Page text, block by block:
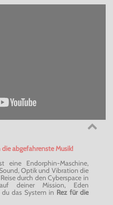
abgefahrenste Musik!
eine Endorphin-Maschine,
Optik und Vibration die
durch den Cyberspace in
deiner Mission, Eden
du das System in Rez für die